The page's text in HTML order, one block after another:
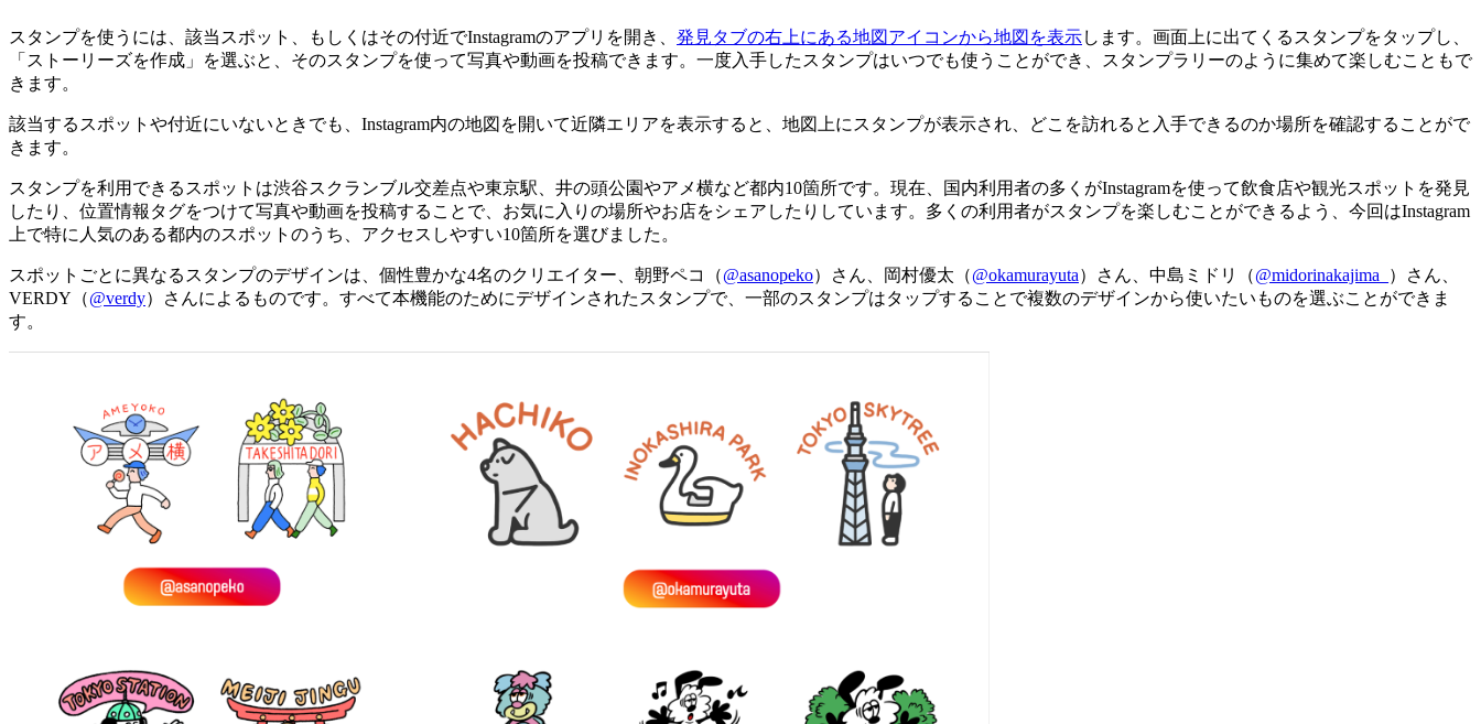
スタンプを使うには、該当スポット、もしくはその付近でInstagramのアプリを開き、 発見タブの右上にある地図アイコンから地図を表示します。画面上に出てくるスタンプをタップし、
「ストーリーズを作成」を選ぶと、そのスタンプを使って写真や動画を投稿できます。一度入手したスタンプはいつでも使うことができ、スタンプラリーのように集めて楽しむこともで
きます。
該当するスポットや付近にいないときでも、Instagram内の地図を開いて近隣エリアを表示すると、地図上にスタンプが表示され、どこを訪れると入手できるのか場所を確認することがで
きます。
スタンプを利用できるスポットは渋谷スクランブル交差点や東京駅、井の頭公園やアメ横など都内10箇所です。現在、国内利用者の多くがInstagramを使って飲食店や観光スポットを発見
したり、位置情報タグをつけて写真や動画を投稿することで、お気に入りの場所やお店をシェアしたりしています。多くの利用者がスタンプを楽しむことができるよう、今回はInstagram
上で特に人気のある都内のスポットのうち、アクセスしやすい10箇所を選びました。
スポットごとに異なるスタンプのデザインは、個性豊かな4名のクリエイター、朝野ペコ（@asanopeko）さん、岡村優太（@okamurayuta）さん、中島ミドリ（@midorinakajima_
）さん、
VERDY（@verdy）さんによるものです。すべて本機能のためにデザインされたスタンプで、一部のスタンプはタップすることで複数のデザインから使いたいものを選ぶことができま
す。